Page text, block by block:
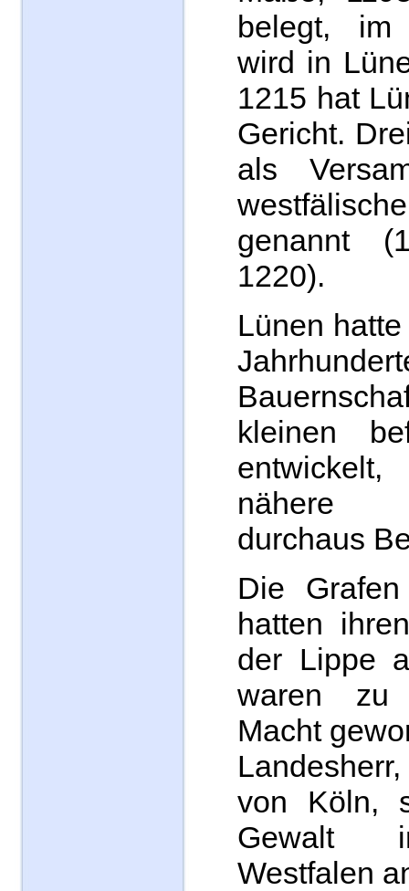
belegt, im
wird in
1215 hat
Gericht.
als
genannt
1220).
Lünen
kleinen
nähere
durchaus
Die
hatten
der Lippe
waren zu
Macht
von Köln,
Gewalt
Westfalen